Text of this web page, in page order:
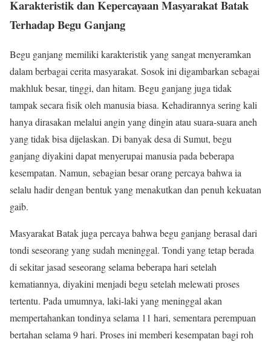
Karakteristik dan Kepercayaan Masyarakat Batak
Terhadap Begu Ganjang
Begu ganjang memiliki karakteristik yang sangat menyeramkan
dalam berbagai cerita masyarakat. Sosok ini digambarkan sebagai
makhluk besar, tinggi, dan hitam. Begu ganjang juga tidak
tampak secara fisik oleh manusia biasa. Kehadirannya sering kali
hanya dirasakan melalui angin yang dingin atau suara-suara aneh
yang tidak bisa dijelaskan. Di banyak desa di Sumut, begu
ganjang diyakini dapat menyerupai manusia pada beberapa
kesempatan. Namun, sebagian besar orang percaya bahwa ia
selalu hadir dengan bentuk yang menakutkan dan penuh kekuatan
gaib.
Masyarakat Batak juga percaya bahwa begu ganjang berasal dari
tondi seseorang yang sudah meninggal. Tondi yang tetap berada
di sekitar jasad seseorang selama beberapa hari setelah
kematiannya, diyakini menjadi begu setelah melewati proses
tertentu. Pada umumnya, laki-laki yang meninggal akan
mempertahankan tondinya selama 11 hari, sementara perempuan
bertahan selama 9 hari. Proses ini memberi kesempatan bagi roh